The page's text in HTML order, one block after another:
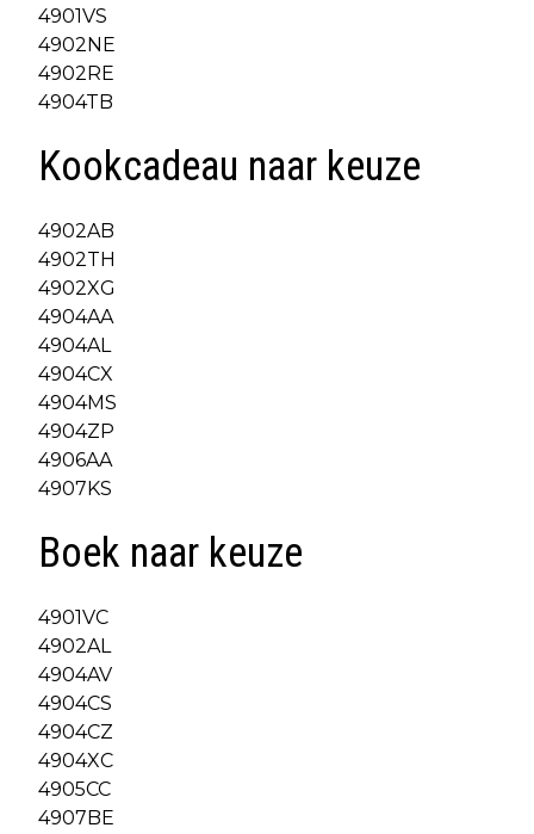
4901VS
4902NE
4902RE
4904TB
Kookcadeau naar keuze
4902AB
4902TH
4902XG
4904AA
4904AL
4904CX
4904MS
4904ZP
4906AA
4907KS
Boek naar keuze
4901VC
4902AL
4904AV
4904CS
4904CZ
4904XC
4905CC
4907BE